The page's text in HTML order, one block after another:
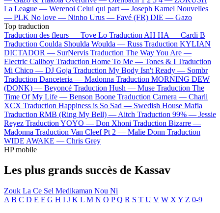
La League — Werenoi Celui qui part — Joseph Kamel Nouvelles
— PLK No love — Ninho Urus — Favé (FR) DIE — Gazo
Top traduction
Traduction des fleurs — Tove Lo Traduction AH HA — Cardi B
Traduction Coulda Shoulda Woulda — Russ Traduction KYLIAN
DICTADOR — SurNervis Traduction The Way You Are —
Electric Callboy Traduction Home To Me — Tones & I Traduction
Mi Chico — DJ Goja Traduction My Body Isn't Ready — Sombr
Traduction Danceteria — Madonna Traduction MORNING DEW
(DONK) — Beyoncé Traduction Hush — Muse Traduction The
Time Of My Life — Benson Boone Traduction Camera — Charli
XCX Traduction Happiness is So Sad — Swedish House Mafia
Traduction RMB (Ring My Bell) — Aitch Traduction 99% — Jessie
Reyez Traduction YOYO — Don Xhoni Traduction Bizarre —
Madonna Traduction Van Cleef Pt 2 — Malie Donn Traduction
WIDE AWAKE — Chris Grey
HP mobile
Les plus grands succès de Kassav
Zouk La Ce Sel Medikaman Nou Ni
A B C D E F G H I J K L M N O P Q R S T U V W X Y Z 0-9